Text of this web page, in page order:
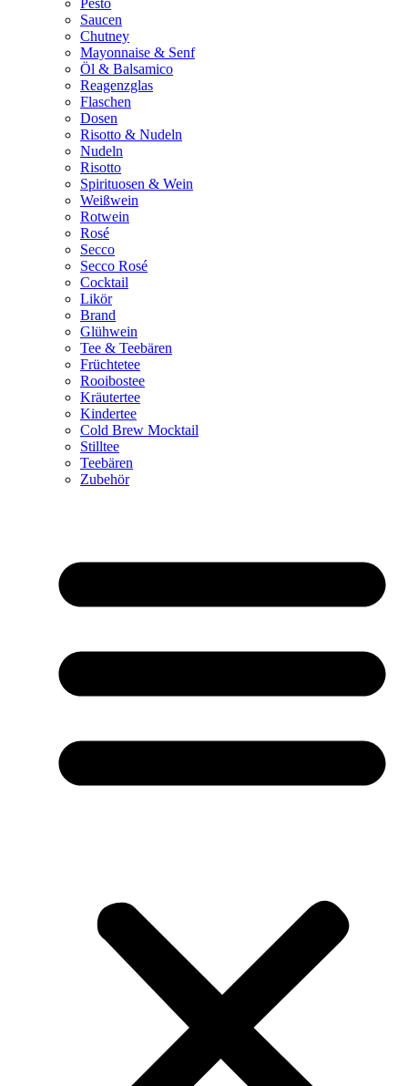
Saucen
Chutney
Mayonnaise & Senf
Öl & Balsamico
Reagenzglas
Flaschen
Dosen
Risotto & Nudeln
Nudeln
Risotto
Spirituosen & Wein
Weißwein
Rotwein
Rosé
Secco
Secco Rosé
Cocktail
Likör
Brand
Glühwein
Tee & Teebären
Früchtetee
Rooibostee
Kräutertee
Kindertee
Cold Brew Mocktail
Stilltee
Teebären
Zubehör